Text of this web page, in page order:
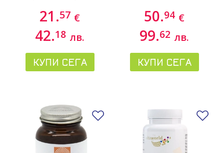
21.57 €
42.18 лв.
КУПИ СЕГА
50.94 €
99.62 лв.
КУПИ СЕГА
Добави в любими